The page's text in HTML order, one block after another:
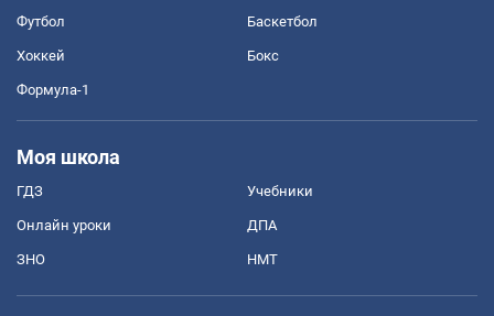
Футбол Баскетбол
Хоккей Бокс
Формула-1
Моя школа
ГДЗ Учебники
Онлайн уроки ДПА
ЗНО НМТ